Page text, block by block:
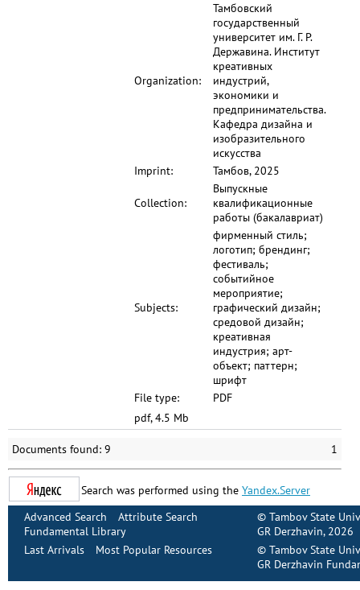
Organization:
Тамбовский
государственный
университет им. Г. Р.
Державина. Институт
креативных
индустрий,
экономики и
предпринимательства.
Кафедра дизайна и
изобразительного
искусства
Imprint:
Тамбов, 2025
Collection:
Выпускные
квалификационные
работы (бакалавриат)
Subjects:
фирменный стиль;
логотип; брендинг;
фестиваль;
событийное
мероприятие;
графический дизайн;
средовой дизайн;
креативная
индустрия; арт-
объект; паттерн;
шрифт
File type:
PDF
pdf, 4.5 Mb
Documents found: 9 1
Search was performed using the Yandex.Server
Advanced Search
Attribute Search
Fundamental Library
Last Arrivals
Most Popular Resources
© Tambov State
GR Derzhavin, 2026
© Tambov State
GR Derzhavin